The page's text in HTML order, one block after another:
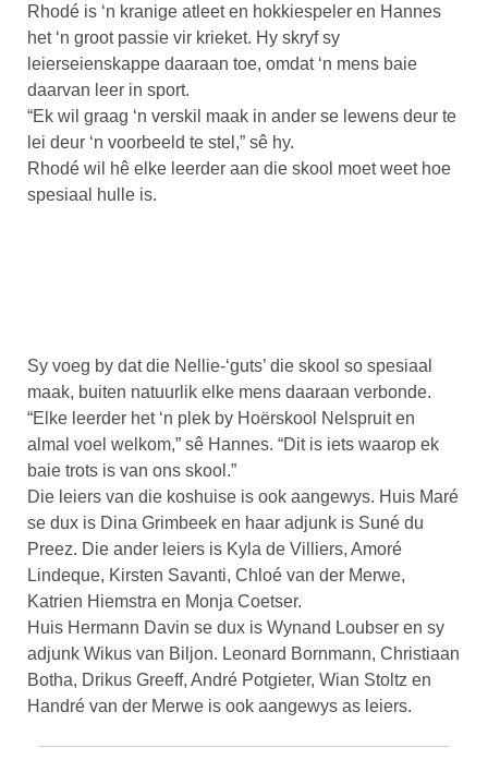
Rhodé is ‘n kranige atleet en hokkiespeler en Hannes
het ‘n groot passie vir krieket. Hy skryf sy
leierseienskappe daaraan toe, omdat ‘n mens baie
daarvan leer in sport.
“Ek wil graag ‘n verskil maak in ander se lewens deur te
lei deur ‘n voorbeeld te stel,” sê hy.
Rhodé wil hê elke leerder aan die skool moet weet hoe
spesiaal hulle is.
Sy voeg by dat die Nellie-‘guts’ die skool so spesiaal
maak, buiten natuurlik elke mens daaraan verbonde.
“Elke leerder het ‘n plek by Hoërskool Nelspruit en
almal voel welkom,” sê Hannes. “Dit is iets waarop ek
baie trots is van ons skool.”
Die leiers van die koshuise is ook aangewys. Huis Maré
se dux is Dina Grimbeek en haar adjunk is Suné du
Preez. Die ander leiers is Kyla de Villiers, Amoré
Lindeque, Kirsten Savanti, Chloé van der Merwe,
Katrien Hiemstra en Monja Coetser.
Huis Hermann Davin se dux is Wynand Loubser en sy
adjunk Wikus van Biljon. Leonard Bornmann, Christiaan
Botha, Drikus Greeff, André Potgieter, Wian Stoltz en
Handré van der Merwe is ook aangewys as leiers.